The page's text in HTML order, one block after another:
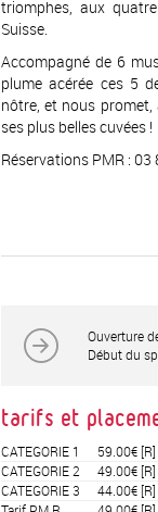
triomphes, aux
Suisse.
Accompagné de 6
plume acérée ces 5
nôtre, et nous promet,
ses plus belles cuvées !
Réservations PMR : 03
Ouverture
Début du
tarifs et
CATEGORIE 1 59.00€ [R]
CATEGORIE 2
49.00€ [R]
CATEGORIE 3
44.00€ [R]